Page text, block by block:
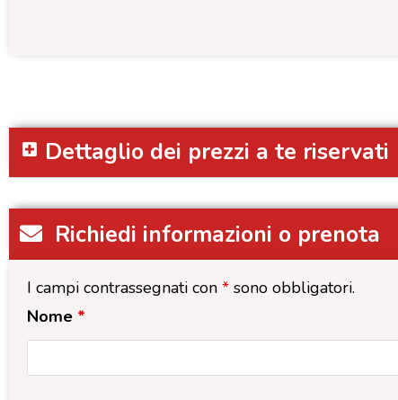
Dettaglio dei prezzi a te riservati
Richiedi informazioni o prenota
I campi contrassegnati con* sono obbligatori.
Nome *